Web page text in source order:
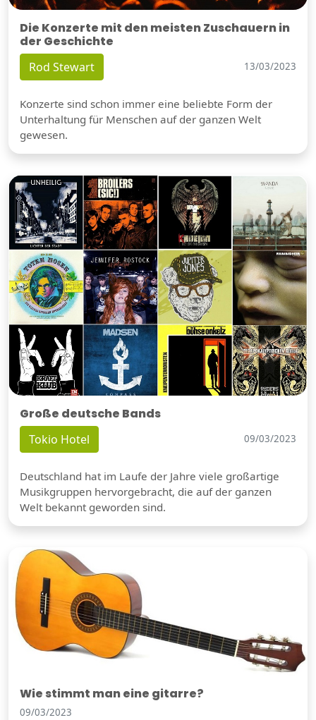
Die Konzerte mit den meisten Zuschauern in
der Geschichte
Rod Stewart 13/03/2023
Konzerte sind schon immer eine beliebte Form der
Unterhaltung für Menschen auf der ganzen Welt
gewesen.
Große deutsche Bands
Tokio Hotel 09/03/2023
Deutschland hat im Laufe der Jahre viele großartige
Musikgruppen hervorgebracht, die auf der ganzen
Welt bekannt geworden sind.
Wie stimmt man eine gitarre?
09/03/2023